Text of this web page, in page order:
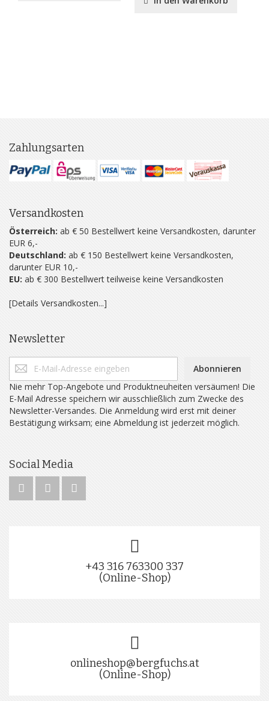
Zahlungsarten
Versandkosten
Österreich: ab € 50 Bestellwert keine Versandkosten, darunter
EUR 6,-
Deutschland: ab € 150 Bestellwert keine Versandkosten,
darunter EUR 10,-
EU: ab € 300 Bestellwert teilweise keine Versandkosten
[Details Versandkosten...]
Newsletter
Abonnieren
Nie mehr Top-Angebote und Produktneuheiten versäumen! Die
E-Mail Adresse speichern wir ausschließlich zum Zwecke des
Newsletter-Versandes. Die Anmeldung wird erst mit deiner
Bestätigung wirksam; eine Abmeldung ist jederzeit möglich.
Social Media
+43 316 763300 337
(Online-Shop)
onlineshop@bergfuchs.at
(Online-Shop)